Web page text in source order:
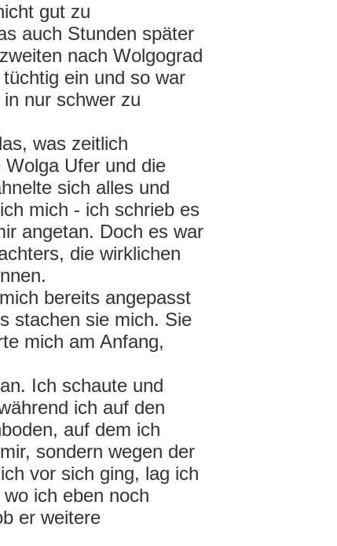
gut zu
auch Stunden später
nach Wolgograd
ein und so war
nur schwer zu
was zeitlich
Ufer und die
sich alles und
mich - ich schrieb es
angetan. Doch es war
die wirklichen
bereits angepasst
stachen sie mich. Sie
mich am Anfang,
Ich schaute und
ich auf den
auf dem ich
sondern wegen der
vor sich ging, lag ich
ich eben noch
er weitere